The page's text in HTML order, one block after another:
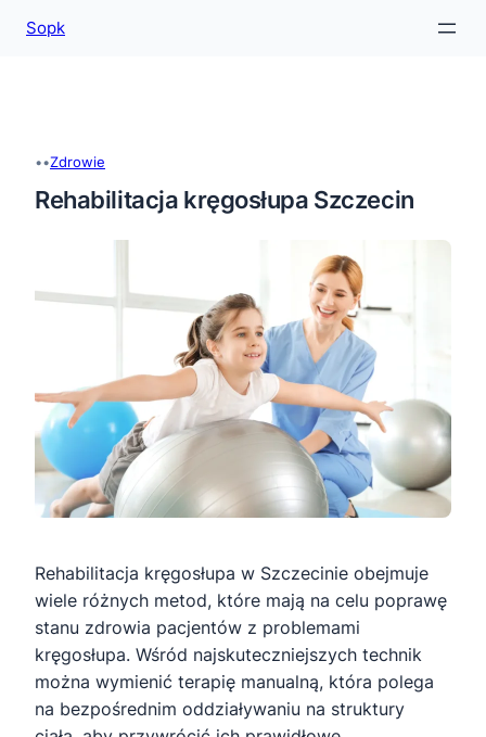
treści
Sopk
••Zdrowie
Rehabilitacja kręgosłupa Szczecin
Rehabilitacja kręgosłupa w Szczecinie obejmuje
wiele różnych metod, które mają na celu poprawę
stanu zdrowia pacjentów z problemami
kręgosłupa. Wśród najskuteczniejszych technik
można wymienić terapię manualną, która polega
na bezpośrednim oddziaływaniu na struktury